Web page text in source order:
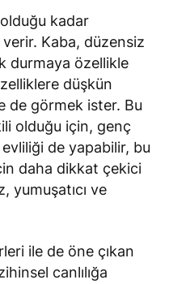
kadar
Kaba, düzensiz
durmaya özellikle
düşkün
de görmek ister. Bu
olduğu için, genç
de yapabilir, bu
daha dikkat çekici
yumuşatıcı ve
ile de öne çıkan
canlılığa